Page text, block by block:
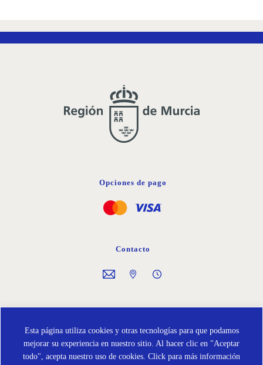
Esta página utiliza cookies y otras tecnologías para que podamos
mejorar su experiencia en nuestro sitio. Al hacer clic en "Aceptar
todo", acepta nuestro uso de cookies. Click para más información
Opciones de pago
Contacto